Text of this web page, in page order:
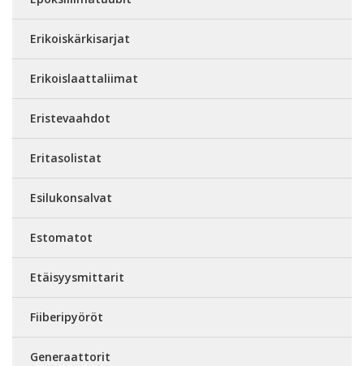
Erikoiskärkisarjat
Erikoislaattaliimat
Eristevaahdot
Eritasolistat
Esilukonsalvat
Estomatot
Etäisyysmittarit
Fiiberipyöröt
Generaattorit